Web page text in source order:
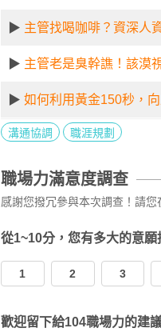
▶ 主管找喝咖啡？資深人
▶ 主管老是臭幹譙！該漠
▶ 如何利用黃金150秒，
溝通協調 職涯規劃
職場力滿意度調查
感謝您撥冗參與本次調查！請
從1~10分，您有多大的意
1 2 3
歡迎留下給104職場力的建